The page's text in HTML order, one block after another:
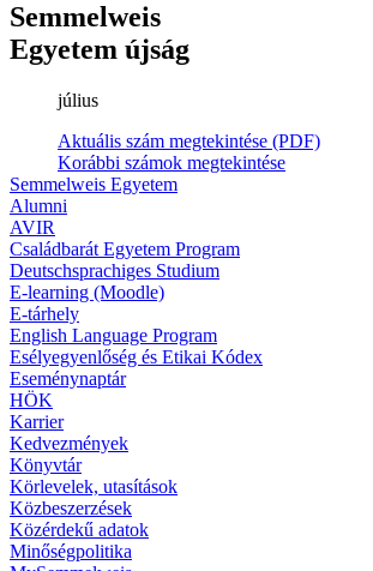
Semmelweis
Egyetem újság
július
Aktuális szám megtekintése (PDF)
Korábbi számok megtekintése
Semmelweis Egyetem
Alumni
AVIR
Családbarát Egyetem Program
Deutschsprachiges Studium
E-learning (Moodle)
E-tárhely
English Language Program
Esélyegyenlőség és Etikai Kódex
Eseménynaptár
HÖK
Karrier
Kedvezmények
Könyvtár
Körlevelek, utasítások
Közbeszerzések
Közérdekű adatok
Minőségpolitika